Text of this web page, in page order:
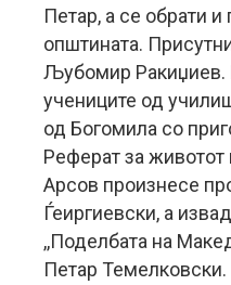
Петар, а се обрати и
општината.
Љубомир Ракиџиев.
учениците од
од Богомила со
Реферат за
Арсов произнесе
Ѓеиргиевски, а
,,Поделбата на
Петар Темелковски.